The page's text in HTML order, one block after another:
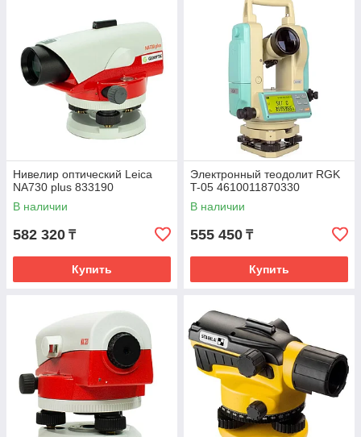
Нивелир оптический Leica
NA730 plus 833190
В наличии
582 320 ₸
Купить
Электронный теодолит RGK
T-05 4610011870330
В наличии
555 450 ₸
Купить